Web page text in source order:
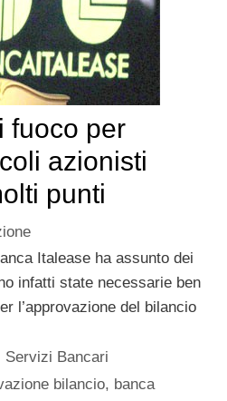
fuoco per
azionisti
punti
Italease ha assunto dei
infatti state necessarie ben
l’approvazione del bilancio
Servizi Bancari
bilancio, banca